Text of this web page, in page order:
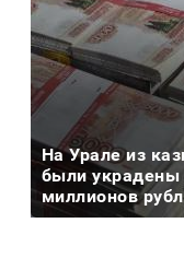
На Урале из
были украдены
миллионов